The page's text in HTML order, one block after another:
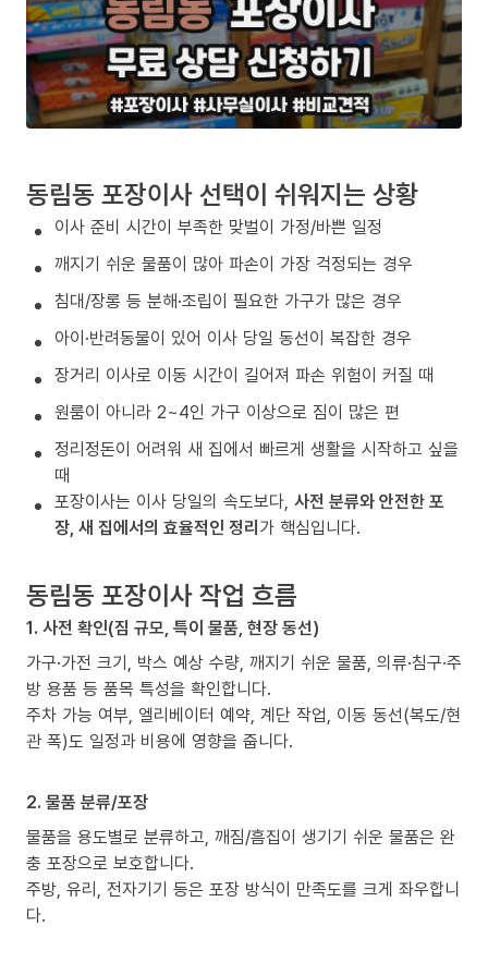
동림동 포장이사 선택이 쉬워지는 상황
이사 준비 시간이 부족한 맞벌이 가정/바쁜 일정
깨지기 쉬운 물품이 많아 파손이 가장 걱정되는 경우
침대/장롱 등 분해·조립이 필요한 가구가 많은 경우
아이·반려동물이 있어 이사 당일 동선이 복잡한 경우
장거리 이사로 이동 시간이 길어져 파손 위험이 커질 때
원룸이 아니라 2~4인 가구 이상으로 짐이 많은 편
정리정돈이 어려워 새 집에서 빠르게 생활을 시작하고 싶을
때
포장이사는 이사 당일의 속도보다, 사전 분류와 안전한 포
장, 새 집에서의 효율적인 정리가 핵심입니다.
동림동 포장이사 작업 흐름
1. 사전 확인(짐 규모, 특이 물품, 현장 동선)
가구·가전 크기, 박스 예상 수량, 깨지기 쉬운 물품, 의류·침구·주
방 용품 등 품목 특성을 확인합니다.
주차 가능 여부, 엘리베이터 예약, 계단 작업, 이동 동선(복도/현
관 폭)도 일정과 비용에 영향을 줍니다.
2. 물품 분류/포장
물품을 용도별로 분류하고, 깨짐/흠집이 생기기 쉬운 물품은 완
충 포장으로 보호합니다.
주방, 유리, 전자기기 등은 포장 방식이 만족도를 크게 좌우합니
다.